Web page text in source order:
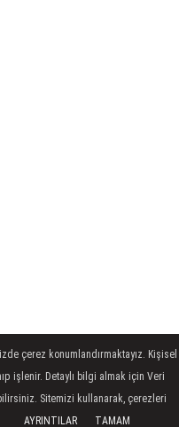
çerez konumlandırmaktayız. Kişisel
işlenir. Detaylı bilgi almak için Veri
Sitemizi kullanarak, çerezleri
AYRINTILAR TAMAM